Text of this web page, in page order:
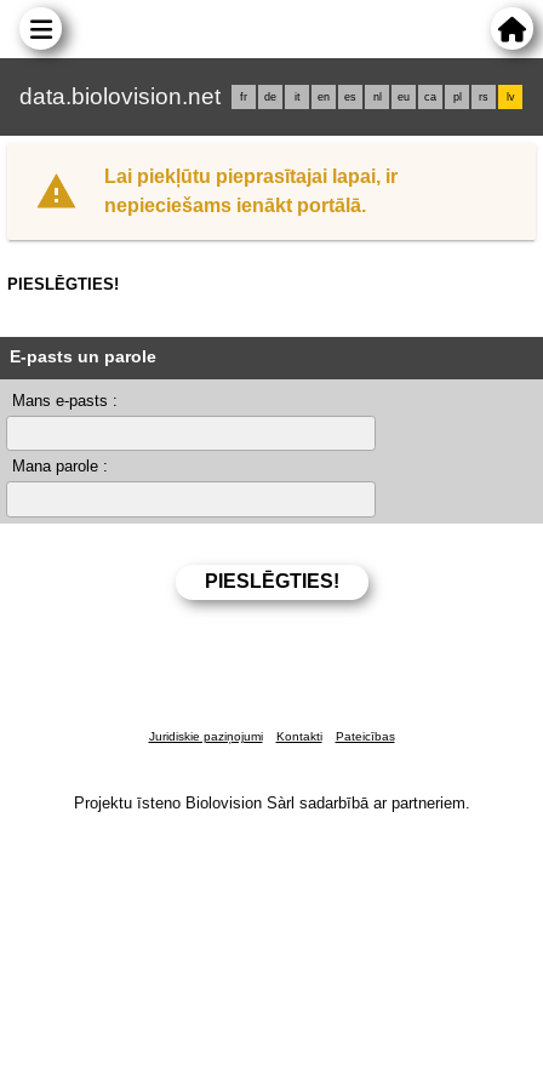
data.biolovision.net fr de it en es nl eu ca pl rs lv
Lai piekļūtu pieprasītajai lapai, ir
nepieciešams ienākt portālā.
PIESLĒGTIES!
E-pasts un parole
Mans e-pasts :
Mana parole :
Juridiskie paziņojumi Kontakti Pateicības
Projektu īsteno Biolovision Sàrl sadarbībā ar partneriem.